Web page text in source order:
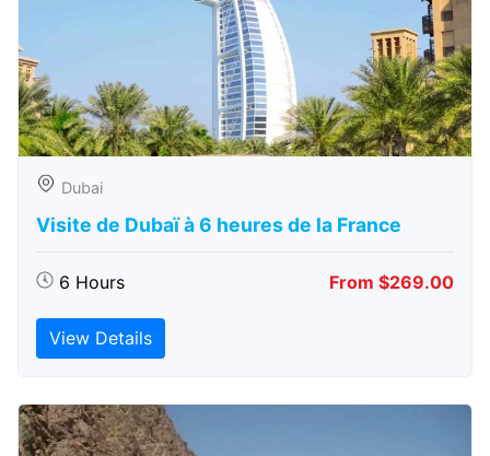
Dubai
Visite de Dubaï à 6 heures de la France
6 Hours From $269.00
View Details